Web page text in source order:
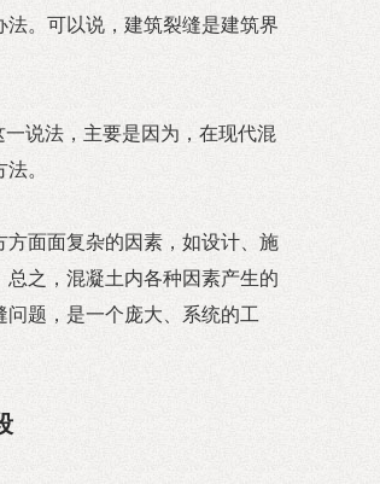
。可以说，建筑裂缝是建筑界
说法，主要是因为，在现代混
。
面面复杂的因素，如设计、施
之，混凝土内各种因素产生的
题，是一个庞大、系统的工